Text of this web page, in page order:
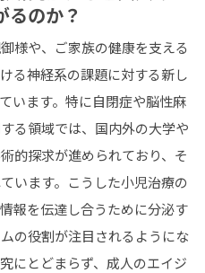
るのか？
様や、ご家族の健康を支える
る神経系の課題に対する新し
います。特に自閉症や脳性麻
る領域では、国内外の大学や
的探求が進められており、そ
います。こうした小児治療の
報を伝達し合うために分泌す
の役割が注目されるようにな
にとどまらず、成人のエイジ